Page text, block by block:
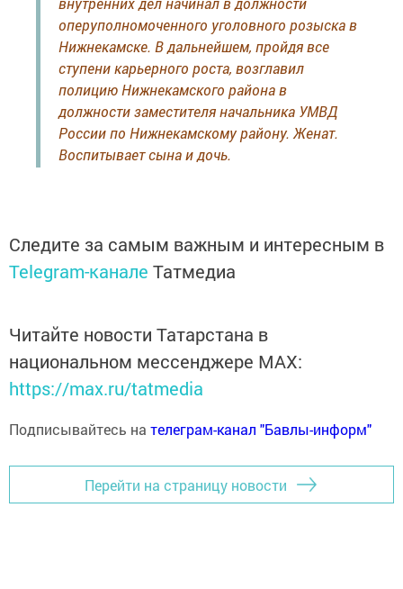
оперуполномоченного уголовного розыска в
Нижнекамске. В дальнейшем, пройдя все
ступени карьерного роста, возглавил
полицию Нижнекамского района в
должности заместителя начальника УМВД
России по Нижнекамскому району. Женат.
Воспитывает сына и дочь.
Следите за самым важным и интересным в
Telegram-канале Татмедиа
Читайте новости Татарстана в
национальном мессенджере MАХ:
https://max.ru/tatmedia
Подписывайтесь на телеграм-канал "Бавлы-информ"
Перейти на страницу новости